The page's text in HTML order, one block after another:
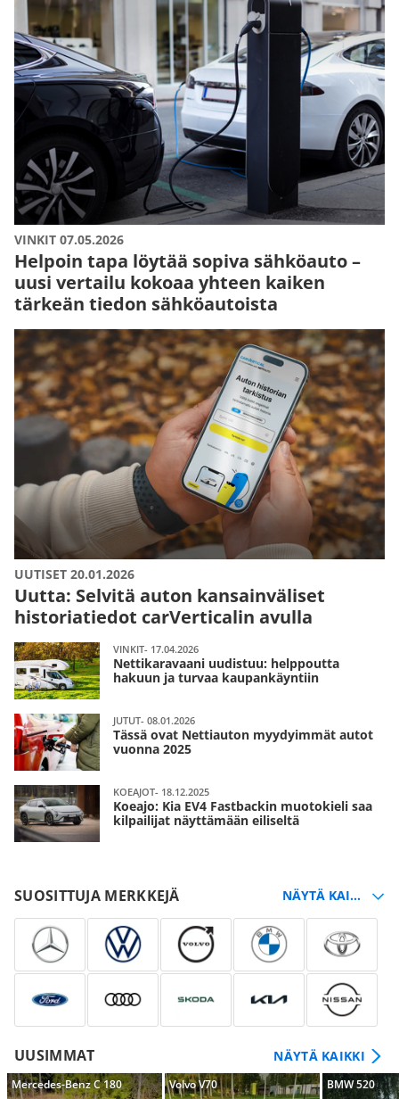
VINKIT 07.05.2026
Helpoin tapa löytää sopiva sähköauto –
uusi vertailu kokoaa yhteen kaiken
tärkeän tiedon sähköautoista
UUTISET 20.01.2026
Uutta: Selvitä auton kansainväliset
historiatiedot carVerticalin avulla
VINKIT- 17.04.2026
Nettikaravaani uudistuu: helppoutta
hakuun ja turvaa kaupankäyntiin
JUTUT- 08.01.2026
Tässä ovat Nettiauton myydyimmät autot
vuonna 2025
KOEAJOT- 18.12.2025
Koeajo: Kia EV4 Fastbackin muotokieli saa
kilpailijat näyttämään eiliseltä
SUOSITTUJA MERKKEJÄ
UUSIMMAT NÄYTÄ KAIKKI
Mercedes-Benz C 180 Volvo V70 BMW 520